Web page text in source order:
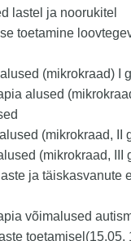
lastel ja noorukitel
toetamine
(mikrokraad) I
alused
(mikrokraad, II
(mikrokraad, III
ja täiskasvanute
võimalused
toetamisel(15.05,